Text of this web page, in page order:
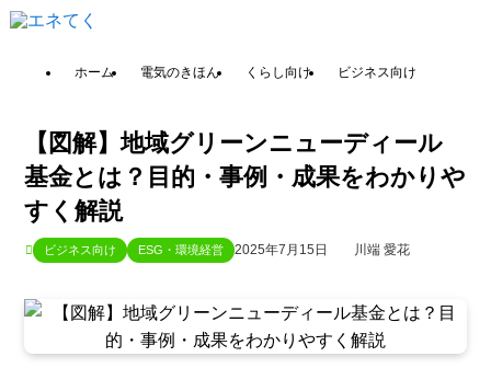
ホーム 電気のきほん くらし向け ビジネス向け
【図解】地域グリーンニューディール
基金とは？目的・事例・成果をわかりや
すく解説
ビジネス向け ESG・環境経営 2025年7月15日 川端 愛花